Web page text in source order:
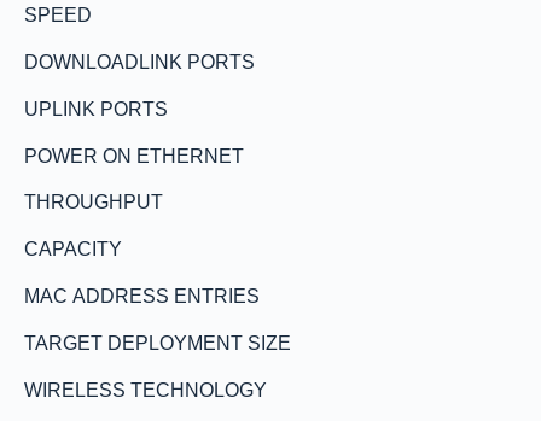
SPEED
DOWNLOADLINK PORTS
UPLINK PORTS
POWER ON ETHERNET
THROUGHPUT
CAPACITY
MAC ADDRESS ENTRIES
TARGET DEPLOYMENT SIZE
WIRELESS TECHNOLOGY